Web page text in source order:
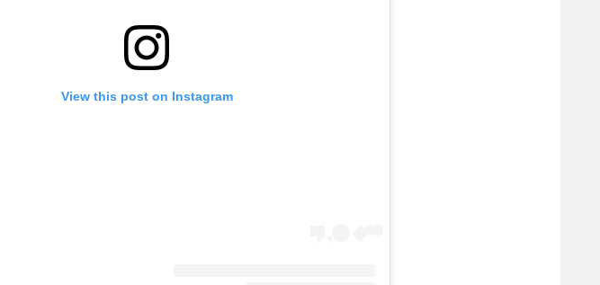
View this post on Instagram